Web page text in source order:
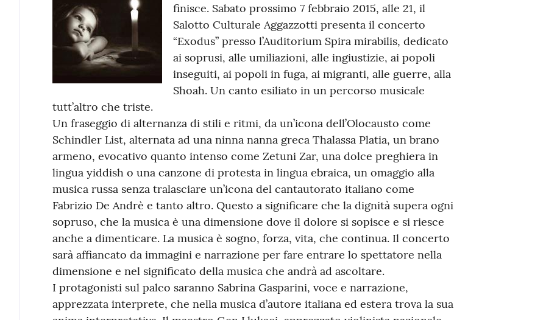
finisce. Sabato prossimo 7 febbraio 2015, alle 21, il
Salotto Culturale Aggazzotti presenta il concerto
“Exodus” presso l’Auditorium Spira mirabilis, dedicato
ai soprusi, alle umiliazioni, alle ingiustizie, ai popoli
inseguiti, ai popoli in fuga, ai migranti, alle guerre, alla
Shoah. Un canto esiliato in un percorso musicale
tutt’altro che triste.
Un fraseggio di alternanza di stili e ritmi, da un’icona dell’Olocausto come
Schindler List, alternata ad una ninna nanna greca Thalassa Platia, un brano
armeno, evocativo quanto intenso come Zetuni Zar, una dolce preghiera in
lingua yiddish o una canzone di protesta in lingua ebraica, un omaggio alla
musica russa senza tralasciare un’icona del cantautorato italiano come
Fabrizio De Andrè e tanto altro. Questo a significare che la dignità supera ogni
sopruso, che la musica è una dimensione dove il dolore si sopisce e si riesce
anche a dimenticare. La musica è sogno, forza, vita, che continua. Il concerto
sarà affiancato da immagini e narrazione per fare entrare lo spettatore nella
dimensione e nel significato della musica che andrà ad ascoltare.
I protagonisti sul palco saranno Sabrina Gasparini, voce e narrazione,
apprezzata interprete, che nella musica d’autore italiana ed estera trova la sua